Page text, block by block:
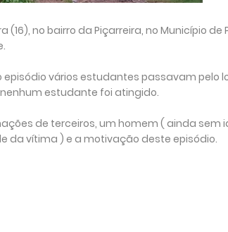
(16), no bairro da Piçarreira, no Município
episódio vários estudantes passavam pelo
estudante foi atingido.
de terceiros, um homem ( ainda
da vítima ) e a motivação deste episódio.